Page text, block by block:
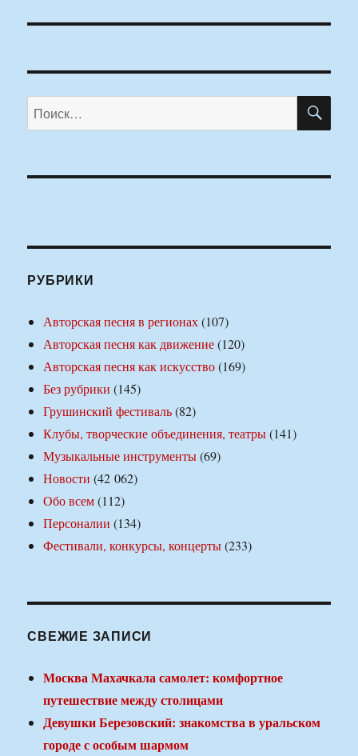
Искать:
РУБРИКИ
Авторская песня в регионах(107)
Авторская песня как движение(120)
Авторская песня как искусство(169)
Без рубрики (145)
Грушинский фестиваль(82)
Клубы, творческие объединения, театры(141)
Музыкальные инструменты(69)
Новости (42 062)
Обо всем(112)
Персоналии (134)
Фестивали, конкурсы, концерты(233)
СВЕЖИЕ ЗАПИСИ
Москва Махачкала самолет: комфортное
путешествие между столицами
Девушки Березовский: знакомства в уральском
городе с особым шармом